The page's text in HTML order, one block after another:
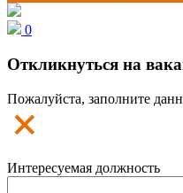
0
Откликнуться на
Пожалуйста, заполните
Интересуемая должность